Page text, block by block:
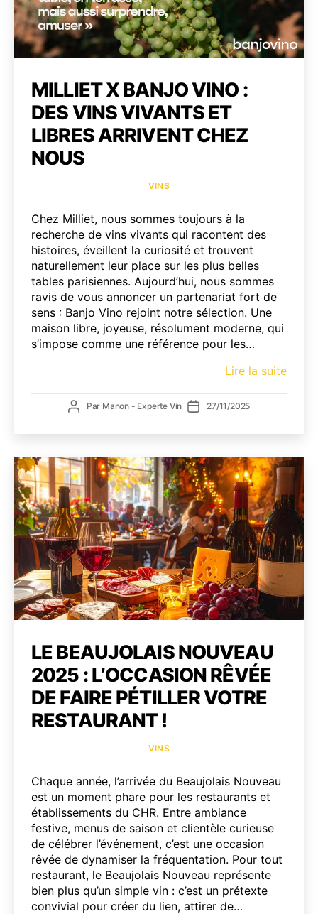
MILLIET X BANJO VINO :
DES VINS VIVANTS ET
LIBRES ARRIVENT CHEZ
NOUS
VINS
Chez Milliet, nous sommes toujours à la
recherche de vins vivants qui racontent des
histoires, éveillent la curiosité et trouvent
naturellement leur place sur les plus belles
tables parisiennes. Aujourd’hui, nous sommes
ravis de vous annoncer un partenariat fort de
sens : Banjo Vino rejoint notre sélection. Une
maison libre, joyeuse, résolument moderne, qui
s’impose comme une référence pour les…
Lire la suiteMilliet
:
vins
et
libres
chez
nous
AuteurPar Manon - Experte Vin Date
27/11/2025
LE BEAUJOLAIS NOUVEAU
2025 : L’OCCASION RÊVÉE
DE FAIRE PÉTILLER VOTRE
RESTAURANT !
VINS
Chaque année, l’arrivée du Beaujolais Nouveau
est un moment phare pour les restaurants et
établissements du CHR. Entre ambiance
festive, menus de saison et clientèle curieuse
de célébrer l’événement, c’est une occasion
rêvée de dynamiser la fréquentation. Pour tout
restaurant, le Beaujolais Nouveau représente
bien plus qu’un simple vin : c’est un prétexte
convivial pour créer du lien, attirer de…